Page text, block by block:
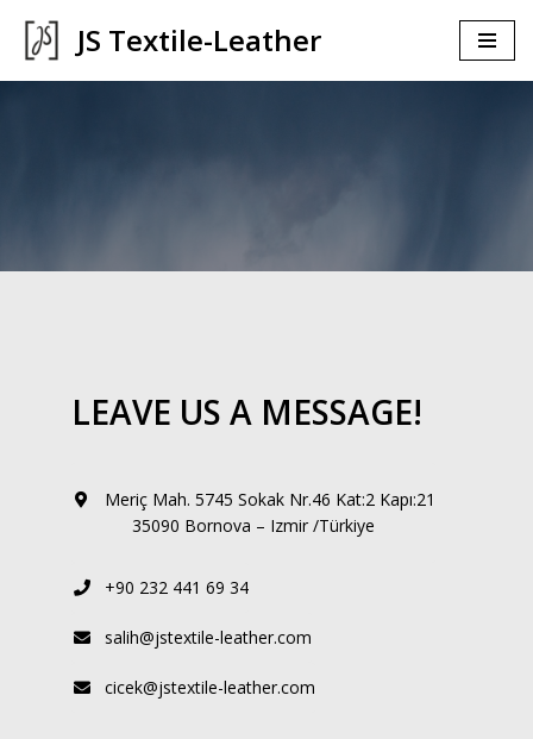
İçeriğe
JS Textile-Leather
LEAVE US A MESSAGE!
Meriç Mah. 5745 Sokak Nr.46 Kat:2 Kapı:21
35090 Bornova – Izmir /Türkiye
+90 232 441 69 34
salih@jstextile-leather.com
cicek@jstextile-leather.com